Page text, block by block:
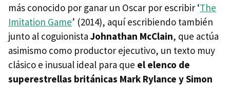
más conocido por ganar un Oscar por escribir ‘The
Imitation Game’ (2014), aquí escribiendo también
junto al coguionista Johnathan McClain, que actúa
asimismo como productor ejecutivo, un texto muy
clásico e inusual ideal para que el elenco de
superestrellas británicas Mark Rylance y Simon